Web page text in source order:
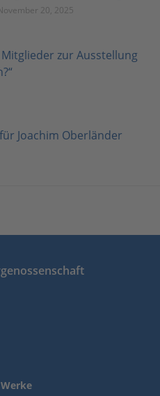
20, 2025
zur Ausstellung
Joachim Oberländer